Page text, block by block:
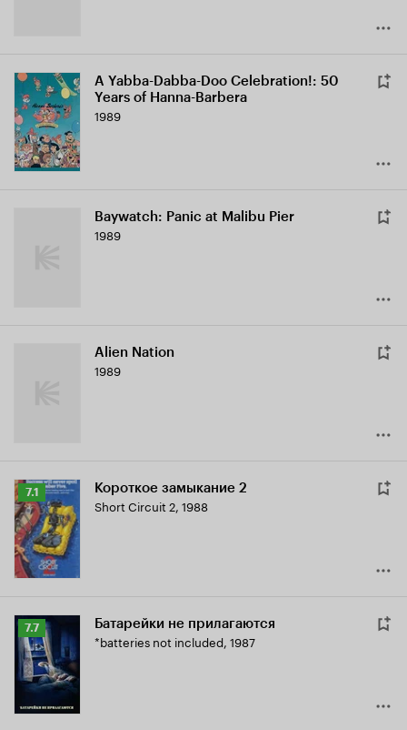
A Yabba-Dabba-Doo Celebration!: 50
Years of Hanna-Barbera
1989
Baywatch: Panic at Malibu Pier
1989
Alien Nation
1989
Рейтинг
Кинопоиска
7.1
7.1 Короткое замыкание 2
Short Circuit 2, 1988
Рейтинг
Кинопоиска
7.7
7.7 Батарейки не прилагаются
*batteries not included, 1987